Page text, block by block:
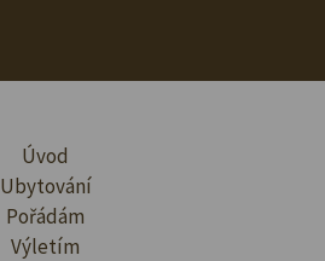
Úvod
Ubytování
Pořádám
Výletím